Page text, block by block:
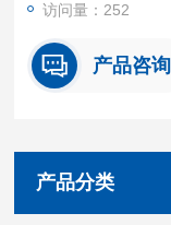
访问量：252
产品咨询
产品分类